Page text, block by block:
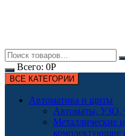
Всего: 0Р
ВСЕ КАТЕГОРИИ
Автоматика и щиты
Автоматы, УЗО,
Металлические
комплектующие